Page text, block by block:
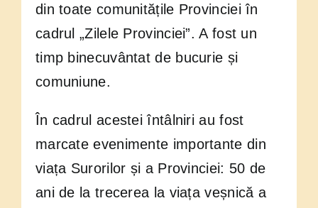
din toate comunitățile Provinciei în
cadrul „Zilele Provinciei”. A fost un
timp binecuvântat de bucurie și
comuniune.
În cadrul acestei întâlniri au fost
marcate evenimente importante din
viața Surorilor și a Provinciei: 50 de
ani de la trecerea la viața veșnică a